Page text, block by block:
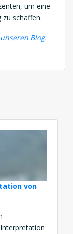
um eine
schaffen.
Blog.
von